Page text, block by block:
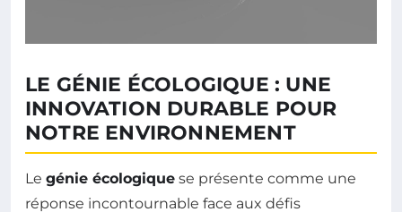
LE GÉNIE ÉCOLOGIQUE : UNE
INNOVATION DURABLE POUR
NOTRE ENVIRONNEMENT
Le génie écologique se présente comme une
réponse incontournable face aux défis